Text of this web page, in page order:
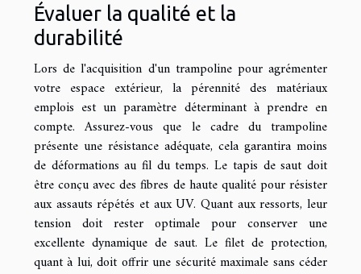
Évaluer la qualité et la
durabilité
Lors de l'acquisition d'un trampoline pour agrémenter
votre espace extérieur, la pérennité des matériaux
emplois est un paramètre déterminant à prendre en
compte. Assurez-vous que le cadre du trampoline
présente une résistance adéquate, cela garantira moins
de déformations au fil du temps. Le tapis de saut doit
être conçu avec des fibres de haute qualité pour résister
aux assauts répétés et aux UV. Quant aux ressorts, leur
tension doit rester optimale pour conserver une
excellente dynamique de saut. Le filet de protection,
quant à lui, doit offrir une sécurité maximale sans céder